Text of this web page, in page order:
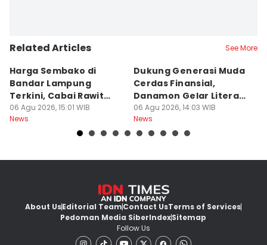
Related Articles See More
Harga Sembako di
Bandar Lampung
Terkini, Cabai Rawit
Naik?
06 Agu 2026, 15:01 WIB
News
Dukung Generasi Muda
Cerdas Finansial,
Danamon Gelar Literasi
Keuangan
06 Agu 2026, 14:03 WIB
News
About UsEditorial TeamContact UsTerms of Services
Pedoman Media SiberIndexSitemap
Follow Us